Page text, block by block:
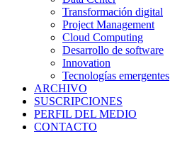
Transformación digital
Project Management
Cloud Computing
Desarrollo de software
Innovation
Tecnologías emergentes
ARCHIVO
SUSCRIPCIONES
PERFIL DEL MEDIO
CONTACTO